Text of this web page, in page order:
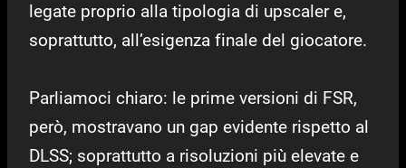
legate proprio alla tipologia di upscaler e,
soprattutto, all’esigenza finale del giocatore.
Parliamoci chiaro: le prime versioni di FSR,
però, mostravano un gap evidente rispetto al
DLSS; soprattutto a risoluzioni più elevate e